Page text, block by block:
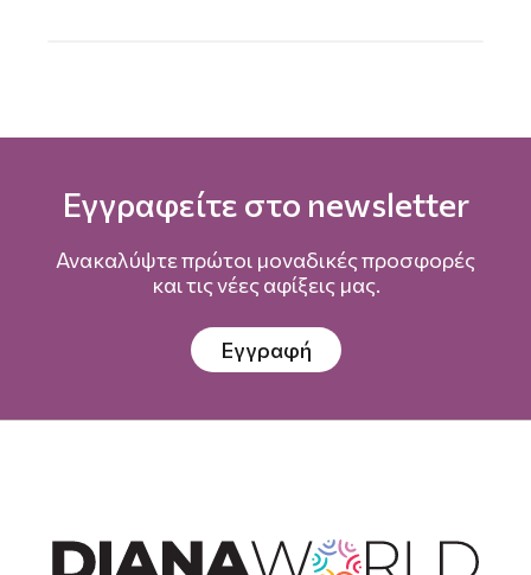
Εγγραφείτε στο newsletter
Ανακαλύψτε πρώτοι μοναδικές προσφορές
και τις νέες αφίξεις μας.
Εγγραφή